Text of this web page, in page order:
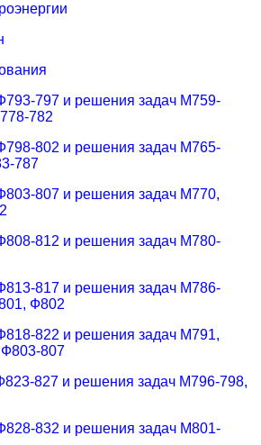
797 и решения задач М759-
782
802 и решения задач М765-
787
807 и решения задач М770,
812 и решения задач М780-
817 и решения задач М786-
Ф802
822 и решения задач М791,
807
827 и решения задач М796-798,
832 и решения задач М801-